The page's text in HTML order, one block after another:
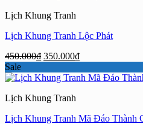
Lịch Khung Tranh
Lịch Khung Tranh Lộc Phát
450.000₫ Giá
là:
350.000₫Giá
tại
Sale
Lịch Khung Tranh
Lịch Khung Tranh Mã Đáo Thành